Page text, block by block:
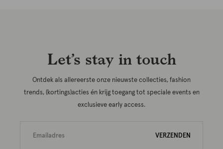
Let’s stay in touch
Ontdek als allereerste onze nieuwste collecties, fashion
trends, (kortings)acties én krijg toegang tot speciale events en
exclusieve early access.
VERZENDEN